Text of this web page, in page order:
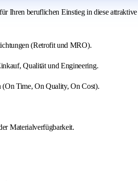
beruflichen Einstieg in diese
(Retrofit und MRO).
Qualität und Engineering.
(On Time, On Quality, On Cost).
Materialverfügbarkeit.